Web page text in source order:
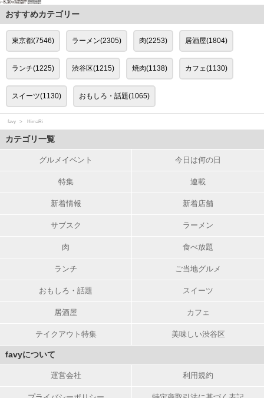
おすすめカテゴリー
東京都(7546) ラーメン(2305) 肉(2253) 居酒屋(1804)
ランチ(1225) 渋谷区(1215) 焼肉(1138) カフェ(1130)
スイーツ(1130) おもしろ・話題(1065)
favy HimaRi
カテゴリ一覧
グルメイベント 今日は何の日
特集 連載
新着情報 新着店舗
サブスク ラーメン
肉 食べ放題
ランチ ご当地グルメ
おもしろ・話題 スイーツ
居酒屋 カフェ
テイクアウト特集 美味しい渋谷区
favyについて
運営会社 利用規約